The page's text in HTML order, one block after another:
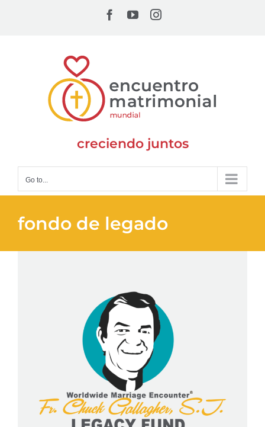
Facebook
YouTubeInstagram
creciendo juntos
Go to...
fondo de legado